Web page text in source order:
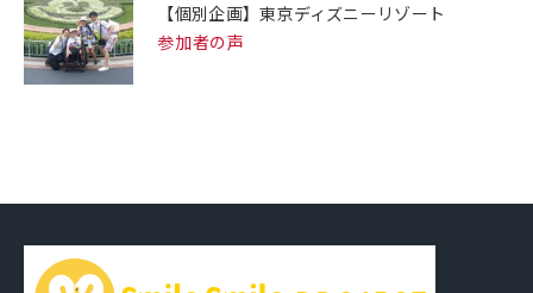
【個別企画】東京ディズニーリゾート
参加者の声